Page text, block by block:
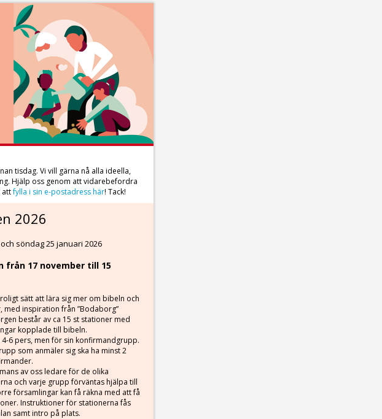
tisdag. Vi vill gärna nå alla ideella,
Hjälp oss genom att vidarebefordra
attfylla i sin e-postadress här! Tack!
2026
söndag 25 januari 2026
från 17 november till 15
sätt att lära sig mer om bibeln och
med inspiration från ”Bodaborg”
består av ca 15 st stationer med
kopplade till bibeln.
6 pers, men för sin konfirmandgrupp.
som anmäler sig ska ha minst 2
av oss ledare för de olika
och varje grupp förväntas hjälpa till
församlingar kan få räkna med att få
Instruktioner för stationerna fås
samt intro på plats.